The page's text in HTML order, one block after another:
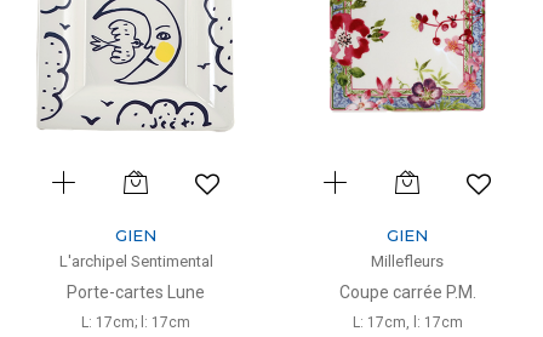
GIEN
L'archipel Sentimental
Porte-cartes Lune
L: 17cm; l: 17cm
GIEN
Millefleurs
Coupe carrée P.M.
L: 17cm, l: 17cm